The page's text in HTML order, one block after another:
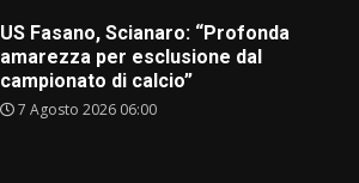
Fasanese ferito a colpi di arma
da fuoco
6 Agosto 2026 18:13